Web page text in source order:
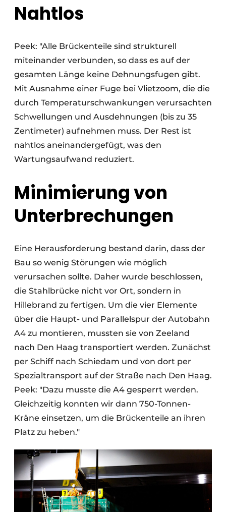
Nahtlos
Peek: "Alle Brückenteile sind strukturell
miteinander verbunden, so dass es auf der
gesamten Länge keine Dehnungsfugen gibt.
Mit Ausnahme einer Fuge bei Vlietzoom, die die
durch Temperaturschwankungen verursachten
Schwellungen und Ausdehnungen (bis zu 35
Zentimeter) aufnehmen muss. Der Rest ist
nahtlos aneinandergefügt, was den
Wartungsaufwand reduziert.
Minimierung von
Unterbrechungen
Eine Herausforderung bestand darin, dass der
Bau so wenig Störungen wie möglich
verursachen sollte. Daher wurde beschlossen,
die Stahlbrücke nicht vor Ort, sondern in
Hillebrand zu fertigen. Um die vier Elemente
über die Haupt- und Parallelspur der Autobahn
A4 zu montieren, mussten sie von Zeeland
nach Den Haag transportiert werden. Zunächst
per Schiff nach Schiedam und von dort per
Spezialtransport auf der Straße nach Den Haag.
Peek: "Dazu musste die A4 gesperrt werden.
Gleichzeitig konnten wir dann 750-Tonnen-
Kräne einsetzen, um die Brückenteile an ihren
Platz zu heben."